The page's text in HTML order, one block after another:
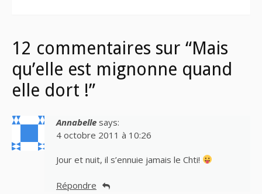
12 commentaires sur “Mais
qu’elle est mignonne quand
elle dort !”
Annabelle says:
4 octobre 2011 à 10:26
Jour et nuit, il s’ennuie jamais le Chti!
Répondre